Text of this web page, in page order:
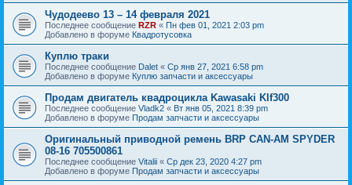
Чудодеево 13 – 14 февраля 2021
Последнее сообщение RZR « Пн фев 01, 2021 2:03 pm
Добавлено в форуме Квадротусовка
Куплю траки
Последнее сообщение Dalet « Ср янв 27, 2021 6:58 pm
Добавлено в форуме Куплю запчасти и аксессуары
Продам двигатель квадроцикла Kawasaki Klf300
Последнее сообщение Vladk2 « Вт янв 05, 2021 8:39 pm
Добавлено в форуме Продам запчасти и аксессуары
Оригинальный приводной ремень BRP CAN-AM SPYDER
08-16 705500861
Последнее сообщение Vitalii « Ср дек 23, 2020 4:27 pm
Добавлено в форуме Продам запчасти и аксессуары